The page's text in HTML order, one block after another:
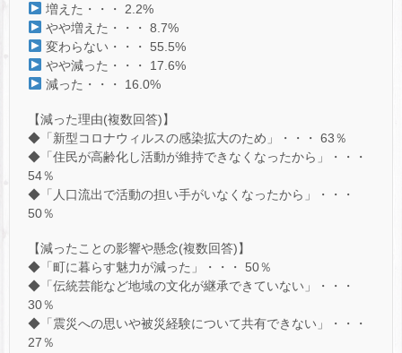
増えた・・・ 2.2%
やや増えた・・・ 8.7%
変わらない・・・ 55.5%
やや減った・・・ 17.6%
減った・・・ 16.0%
【減った理由(複数回答)】
◆「新型コロナウィルスの感染拡大のため」・・・ 63％
◆「住民が高齢化し活動が維持できなくなったから」・・・
54％
◆「人口流出で活動の担い手がいなくなったから」・・・
50％
【減ったことの影響や懸念(複数回答)】
◆「町に暮らす魅力が減った」・・・ 50％
◆「伝統芸能など地域の文化が継承できていない」・・・
30％
◆「震災への思いや被災経験について共有できない」・・・
27％